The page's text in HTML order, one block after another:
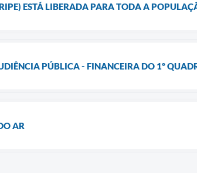
ESTÁ LIBERADA PARA TODA A
PÚBLICA - FINANCEIRA DO 1º
AR